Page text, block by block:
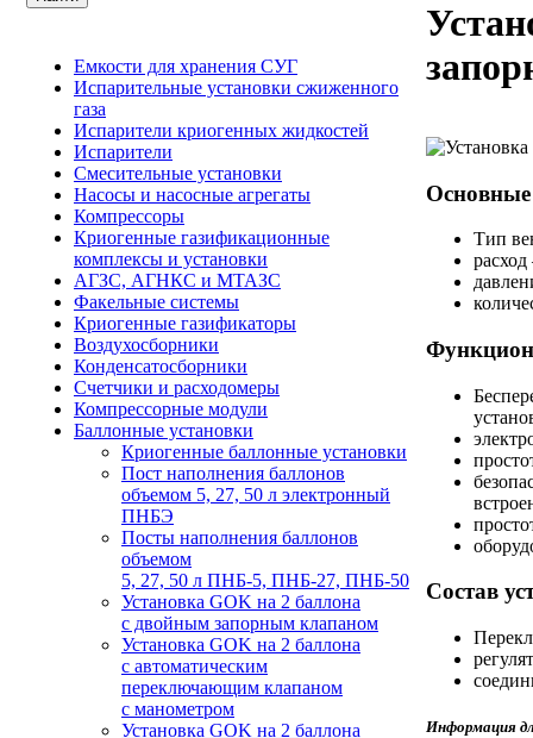
Емкости для хранения СУГ
Испарительные установки сжиженного
газа
Испарители криогенных жидкостей
Испарители
Смесительные установки
Насосы и насосные агрегаты
Компрессоры
Криогенные газификационные
комплексы и установки
АГЗС, АГНКС и МТАЗС
Факельные системы
Криогенные газификаторы
Воздухосборники
Конденсатосборники
Счетчики и расходомеры
Компрессорные модули
Баллонные установки
Криогенные баллонные установки
Пост наполнения баллонов
объемом 5, 27, 50 л электронный
ПНБЭ
Посты наполнения баллонов
объемом
5, 27, 50 л ПНБ-5, ПНБ-27, ПНБ-50
Установка GOK на 2 баллона
с двойным запорным клапаном
Установка GOK на 2 баллона
с автоматическим
переключающим клапаном
с манометром
Установка GOK на 2 баллона
Основные
Тип
Состав
Информация